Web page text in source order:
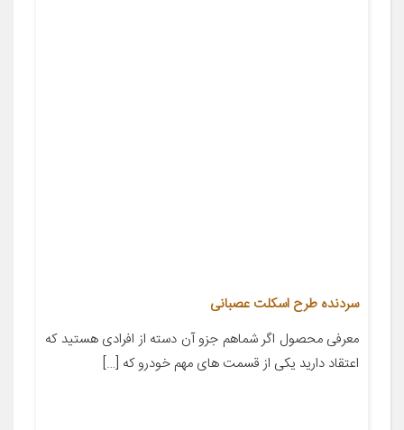
سردنده طرح اسکلت عصبانی
معرفی محصول اگر شماهم جزو آن دسته از افرادی هستید که
اعتقاد دارید یکی از قسمت های مهم خودرو که […]